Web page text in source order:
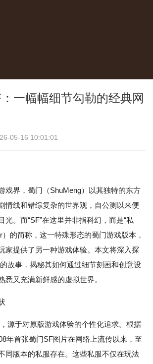
一幅幅细节勾勒的经典网
05-16 10:01:01
界，蜀门（ShuMeng）以其独特的东方
情线和错综复杂的世界观，自公测以来便
光。而“SF”在这里并非指科幻，而是“私
）的简称，这一特殊形态的蜀门游戏版本，
家提供了另一种游戏体验。本文将深入探
故事，揭秘其如何通过细节刻画和创意设
悉又充满新鲜感的虚拟世界。
源于对原版游戏体验的个性化追求。根据
年首张蜀门SF图片在网络上流传以来，至
同版本的私服存在。这些私服不仅在玩法